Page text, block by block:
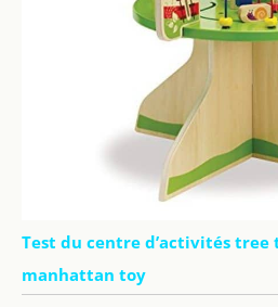
Test du centre d’activités
manhattan toy